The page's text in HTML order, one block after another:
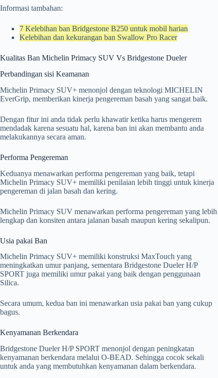
Informasi tambahan:
7 Kelebihan ban Bridgestone B250 untuk mobil harian
Kelebihan dan kekurangan ban Swallow Pro Racer
Kualitas Ban Michelin Primacy SUV Vs Bridgestone Dueler
Perbandingan sisi Keamanan
Michelin Primacy SUV+ menonjol dengan teknologi MICHELIN
EverGrip, memberikan kinerja pengereman basah yang sangat baik.
Dengan fitur ini anda tidak perlu khawatir ketika harus mengerem
mendadak karena sesuatu hal, karena ban ini akan membantu anda
melakukannya secara aman.
Performa Pengereman
Keduanya menawarkan performa pengereman yang baik, tetapi
Michelin Primacy SUV+ memiliki penilaian lebih tinggi untuk kinerja
pengereman di jalan basah dan kering.
Michelin Primacy SUV menawarkan performa pengereman yang lebih
lengkap dan konsiten antara jalanan basah maupun kering sekalipun.
Usia pakai Ban
Michelin Primacy SUV+ memiliki konstruksi MaxTouch yang
meningkatkan umur panjang, sementara Bridgestone Dueler H/P
SPORT juga memiliki umur pakai yang baik dengan penggunaan
Silica.
Secara umum, kedua ban ini menawarkan usia pakai ban yang cukup
bagus.
Kenyamanan Berkendara
Bridgestone Dueler H/P SPORT menonjol dengan peningkatan
kenyamanan berkendara melalui O-BEAD. Sehingga cocok sekali
untuk anda yang membutuhkan kenyamanan dalam berkendara.